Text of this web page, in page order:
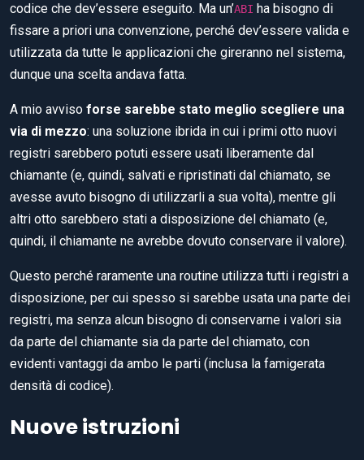
codice che dev’essere eseguito. Ma un’ABI ha bisogno di
fissare a priori una convenzione, perché dev’essere valida e
utilizzata da tutte le applicazioni che gireranno nel sistema,
dunque una scelta andava fatta.
A mio avviso forse sarebbe stato meglio scegliere una
via di mezzo: una soluzione ibrida in cui i primi otto nuovi
registri sarebbero potuti essere usati liberamente dal
chiamante (e, quindi, salvati e ripristinati dal chiamato, se
avesse avuto bisogno di utilizzarli a sua volta), mentre gli
altri otto sarebbero stati a disposizione del chiamato (e,
quindi, il chiamante ne avrebbe dovuto conservare il valore).
Questo perché raramente una routine utilizza tutti i registri a
disposizione, per cui spesso si sarebbe usata una parte dei
registri, ma senza alcun bisogno di conservarne i valori sia
da parte del chiamante sia da parte del chiamato, con
evidenti vantaggi da ambo le parti (inclusa la famigerata
densità di codice).
Nuove istruzioni